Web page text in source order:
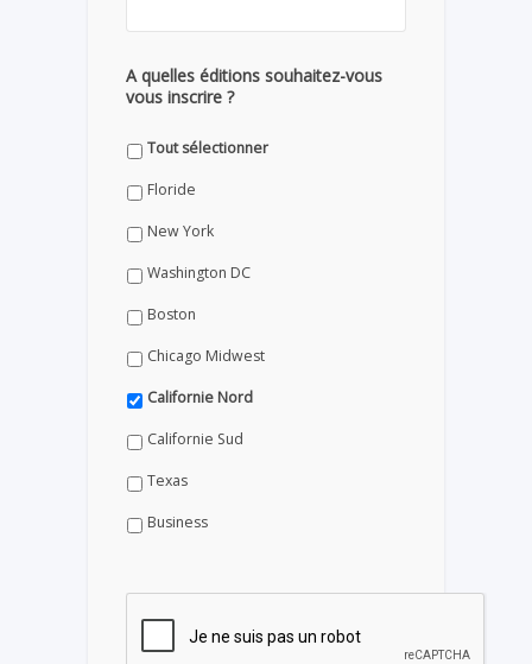
A quelles éditions souhaitez-vous
vous inscrire ?
Tout sélectionner
Floride
New York
Washington DC
Boston
Chicago Midwest
Californie Nord
Californie Sud
Texas
Business